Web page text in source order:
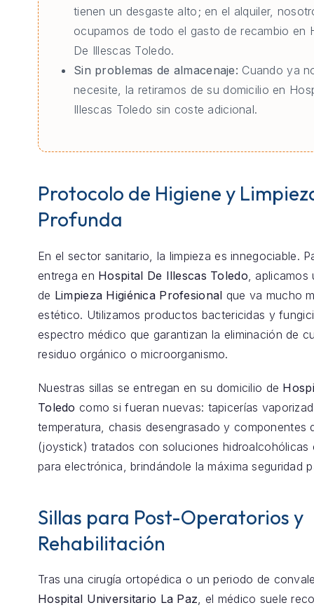
tienen un desgaste alto; en el alquiler,
ocupamos de todo el gasto de recambio en
De Illescas Toledo.
Sin problemas de almacenaje: Cuando ya
necesite, la retiramos de su domicilio en
Illescas Toledo sin coste adicional.
Protocolo de Higiene y
Profunda
En el sector sanitario, la limpieza es innegociable.
entrega en Hospital De Illescas Toledo ,
de Limpieza Higiénica Profesional que va mucho
estético. Utilizamos productos bactericidas y
espectro médico que garantizan la eliminación de
residuo orgánico o microorganismo.
Nuestras sillas se entregan en su domicilio de
Toledo como si fueran nuevas: tapicerías
temperatura, chasis desengrasado y componentes
(joystick) tratados con soluciones hidroalcohólicas
para electrónica, brindándole la máxima seguridad
Sillas para Post-Operatorios y
Rehabilitación
Tras una cirugía ortopédica o un periodo de
Hospital Universitario La Paz, el médico suele